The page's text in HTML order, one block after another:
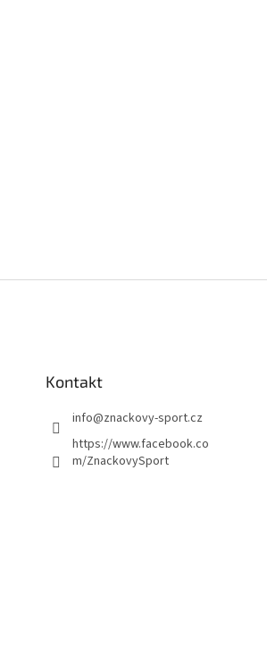
Kontakt
info@znackovy-sport.cz
https://www.facebook.co
m/ZnackovySport